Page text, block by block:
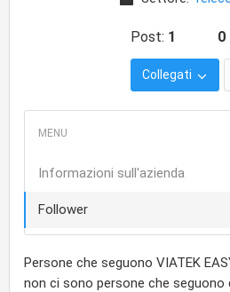
Post: 1 0
Collegati
Informazioni sull'azienda
Follower
Persone che seguono VIATEK
non ci sono persone che seguono